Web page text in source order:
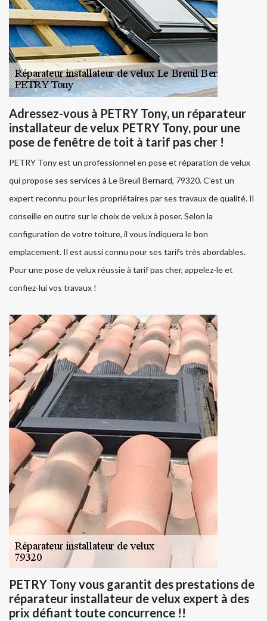
Adressez-vous à PETRY Tony, un réparateur
installateur de velux PETRY Tony, pour une
pose de fenêtre de toit à tarif pas cher !
PETRY Tony est un professionnel en pose et réparation de velux
qui propose ses services à Le Breuil Bernard, 79320. C’est un
expert reconnu pour les propriétaires par ses travaux de qualité. Il
conseille en outre sur le choix de velux à poser. Selon la
configuration de votre toiture, il vous indiquera le bon
emplacement. Il est aussi connu pour ses tarifs très abordables.
Pour une pose de velux réussie à tarif pas cher, appelez-le et
confiez-lui vos travaux !
PETRY Tony vous garantit des prestations de
réparateur installateur de velux expert à des
prix défiant toute concurrence !!